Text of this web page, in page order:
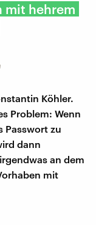
mit hehrem
Köhler.
Problem: Wenn
Passwort zu
dann
an dem
mit